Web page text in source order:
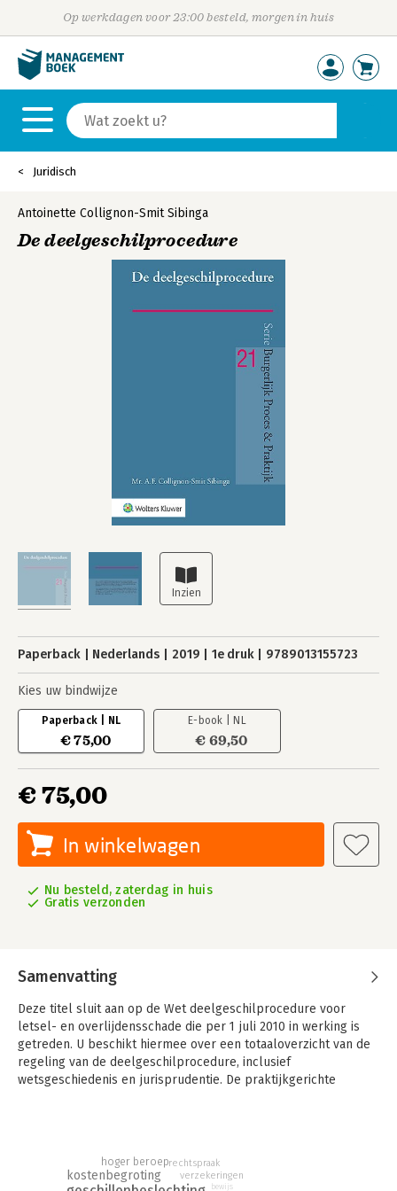
Op werkdagen voor 23:00 besteld, morgen in huis
Juridisch
Antoinette Collignon-Smit Sibinga
De deelgeschilprocedure
Paperback Nederlands 2019 1e druk 9789013155723
Kies uw bindwijze
Paperback | NL
€ 75,00
E-book | NL
€ 69,50
€ 75,00
In winkelwagen
Nu besteld, zaterdag in huis
Gratis verzonden
Samenvatting
Deze titel sluit aan op de Wet deelgeschilprocedure voor
letsel- en overlijdensschade die per 1 juli 2010 in werking is
getreden. U beschikt hiermee over een totaaloverzicht van de
regeling van de deelgeschilprocedure, inclusief
wetsgeschiedenis en jurisprudentie. De praktijkgerichte
regeling van de deelgeschilprocedure, inclusief
wetsgeschiedenis en jurisprudentie. De hoofdstukken geven u
kostenbegroting
hoger beroeprechtspraak
verzekeringen
bewijs